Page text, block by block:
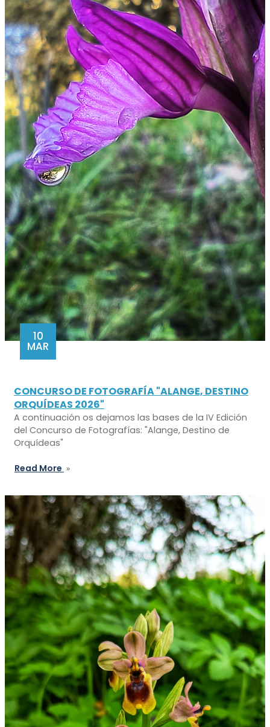
10
MAR
CONCURSO DE FOTOGRAFÍA "ALANGE, DESTINO
ORQUÍDEAS 2026"
A continuación os dejamos las bases de la IV Edición
del Concurso de Fotografías: "Alange, Destino de
Orquídeas"
Read More